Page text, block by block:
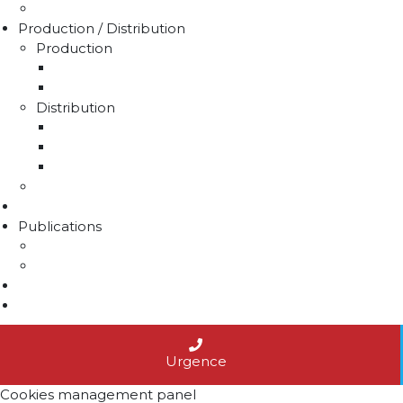
Production / Distribution
Production
Distribution
Publications
Urgence
Cookies management panel